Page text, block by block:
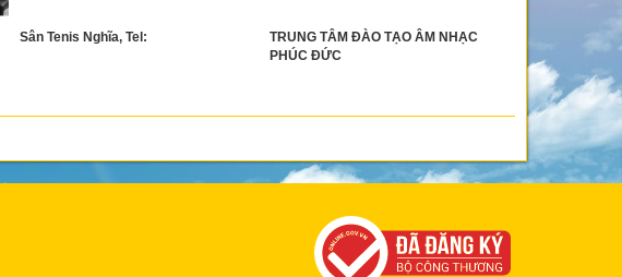
Sân Tenis Nghĩa, Tel:
TRUNG TÂM ĐÀO TẠO ÂM NHẠC
PHÚC ĐỨC